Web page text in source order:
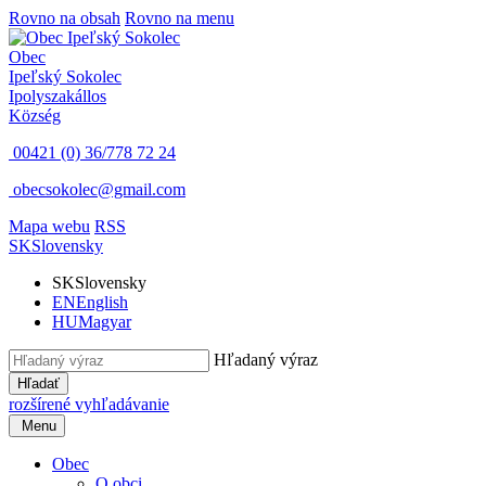
Rovno na obsah Rovno na menu
Obec
Ipeľský Sokolec
Ipolyszakállos
Község
00421 (0) 36/778 72 24
obecsokolec@gmail.com
Mapa webu RSS
SKSlovensky
SKSlovensky
ENEnglish
HUMagyar
Hľadaný výraz
Hľadať
rozšírené vyhľadávanie
Menu
Obec